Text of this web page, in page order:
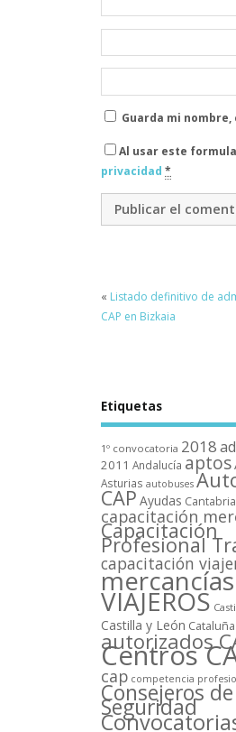
Guarda mi
Al usar este
privacidad *
« Listado definitivo de
CAP en Bizkaia
Etiquetas
1º convocatoria 2018
2011 Andalucí­a aptos
Asturias autobuses
CAP Ayudas Cantabria
capacitación
Capacitación
Profesional
capacitación
mercancí­as
VIAJEROS
Castilla y León Cataluña
autorizados
Centros
cap competencia
Consejeros de
Seguridad